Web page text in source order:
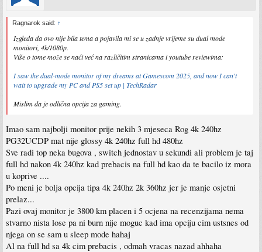
Ragnarok said: ↑
Izgleda da ovo nije bila tema a pojavila mi se u zadnje vrijeme su dual mode
monitori, 4k/1080p.
Više o tome može se naći već na različitim stranicama i youtube reviewima:
I saw the dual-mode monitor of my dreams at Gamescom 2025, and now I can't
wait to upgrade my PC and PS5 set up | TechRadar
Mislim da je odlična opcija za gaming.
Imao sam najbolji monitor prije nekih 3 mjeseca Rog 4k 240hz
PG32UCDP mat nije glossy 4k 240hz full hd 480hz
Sve radi top neka bugova , switch jednostav u sekundi ali problem je taj
full hd nakon 4k 240hz kad prebacis na full hd kao da te bacilo iz mora
u koprive ....
Po meni je bolja opcija tipa 4k 240hz 2k 360hz jer je manje osjetni
prelaz...
Pazi ovaj monitor je 3800 km placen i 5 ocjena na recenzijama nema
stvarno nista lose pa ni burn nije moguc kad ima opciju cim ustsnes od
njega on se sam u sleep mode hahaj
Al na full hd sa 4k cim prebacis , odmah vracas nazad ahhaha